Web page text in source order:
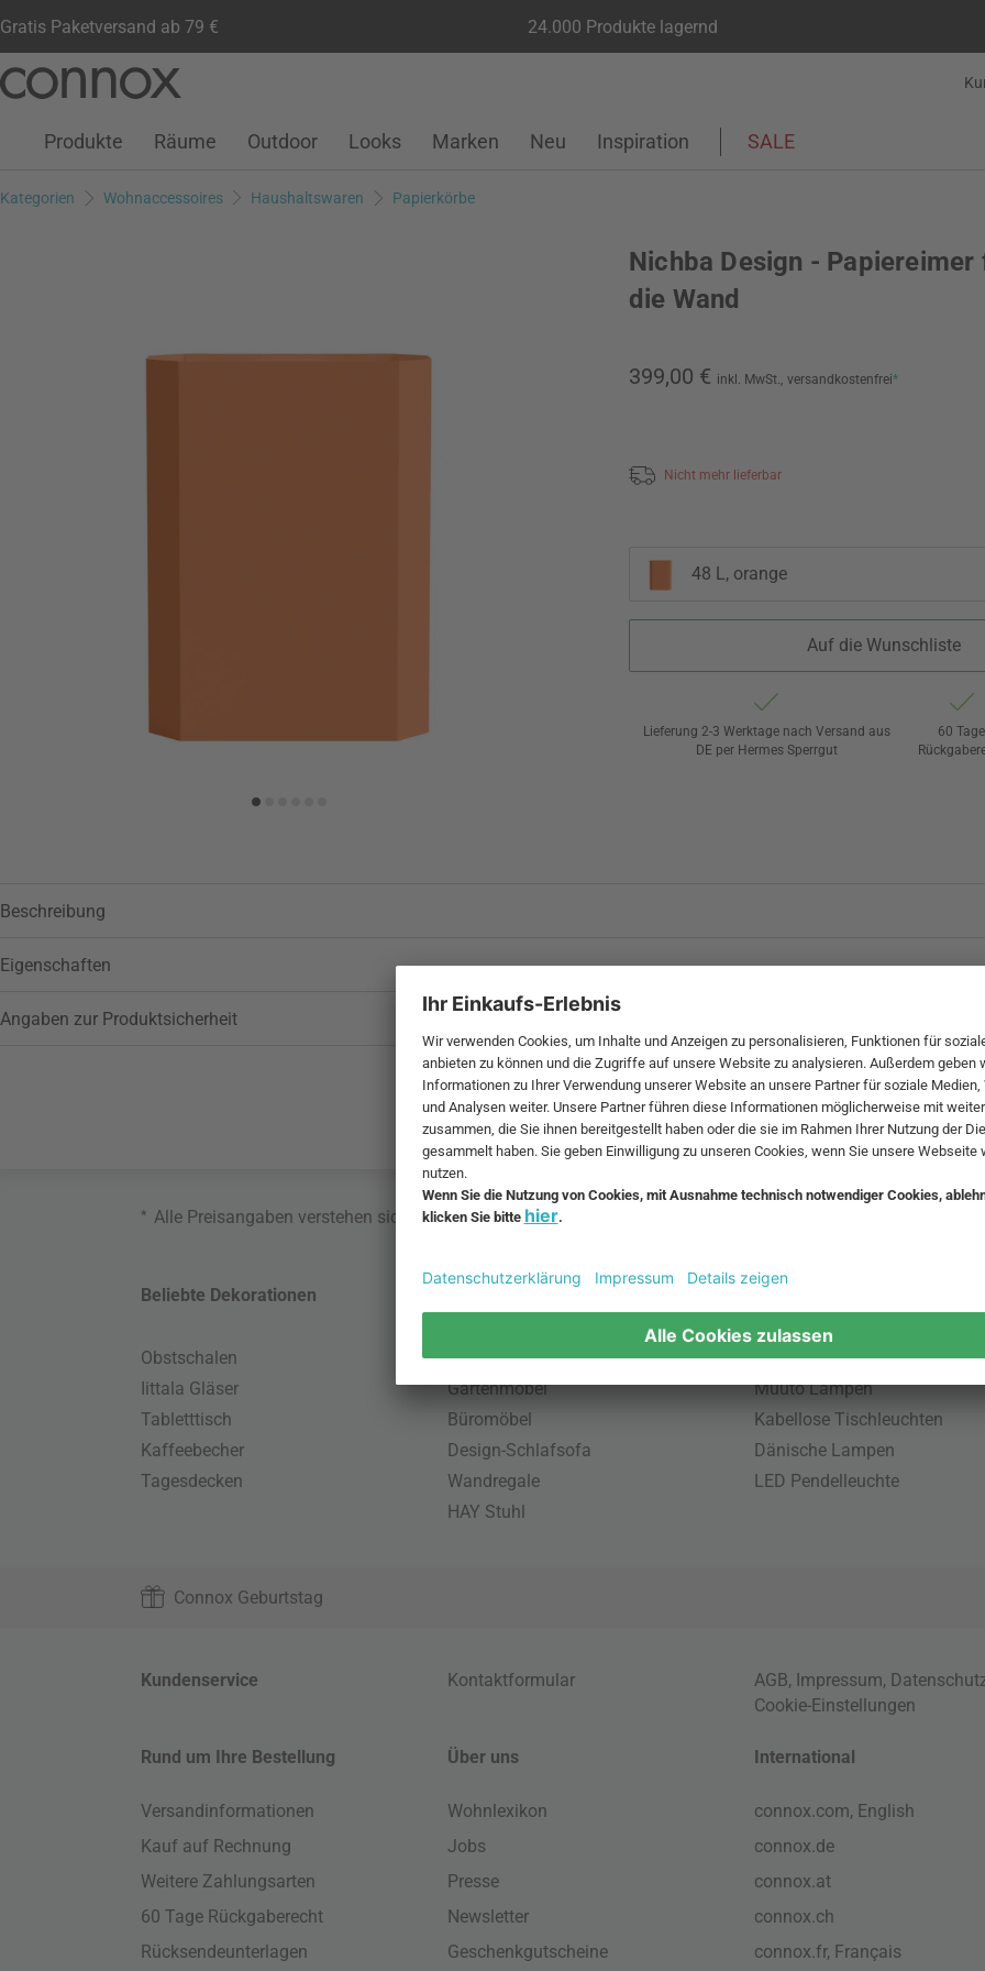
Gratis Paketversand ab 79 € 24.000 Produkte lagernd
Seiteninhalt
Suchfeld
Kundenkonto
Wunschliste
Warenkorb
Produkte Räume Outdoor Looks Marken Neu Inspiration SALE
Kategorien Wohnaccessoires Haushaltswaren Papierkörbe
Nichba Design - Papiereimer
die Wand
399,00 € inkl. MwSt., versandkostenfrei*
Nicht mehr lieferbar
48 L, orange
Auf die Wunschliste
Lieferung 2-3 Werktage nach Versand aus
DE per Hermes Sperrgut
60 Tage
Beschreibung
Eigenschaften
Angaben zur Produktsicherheit
* Alle Preisangaben verstehen sich inklusive MwSt. und zzgl.
Beliebte Dekorationen
Obstschalen
Iittala Gläser
Tabletttisch
Kaffeebecher
Tagesdecken
Skandinavische Möbel
Gartenmöbel
Büromöbel
Design-Schlafsofa
Wandregale
HAY Stuhl
Pendellampe für Außen
Muuto Lampen
Kabellose Tischleuchten
Dänische Lampen
LED Pendelleuchte
Connox Geburtstag
Kundenservice Kontaktformular AGB, Impressum,
Cookie-Einstellungen
Rund um Ihre Bestellung
Versandinformationen
Kauf auf Rechnung
Weitere Zahlungsarten
60 Tage Rückgaberecht
Rücksendeunterlagen
Über uns
Wohnlexikon
Jobs
Presse
Newsletter
Geschenkgutscheine
International
connox.com, English
connox.de
connox.at
connox.ch
connox.fr, Français